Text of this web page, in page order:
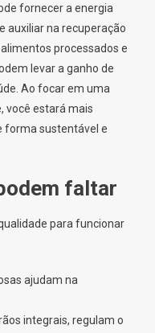
fornecer a energia
auxiliar na recuperação
processados e
levar a ganho de
Ao focar em uma
você estará mais
forma sustentável e
faltar
para funcionar
ajudam na
integrais, regulam o